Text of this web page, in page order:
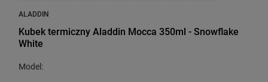
ALADDIN
Kubek termiczny Aladdin Mocca 350ml - Snowflake
White
Model: